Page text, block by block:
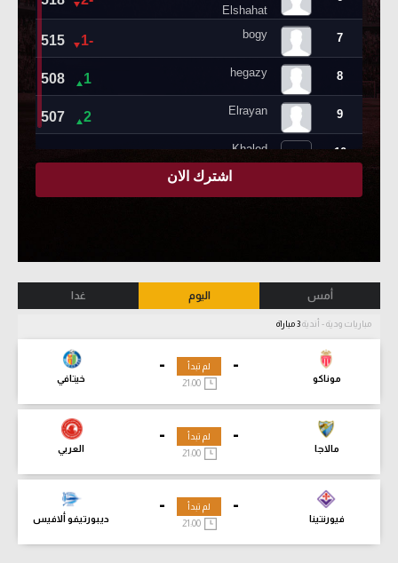
أمس اليوم غدا
مباريات ودية - أندية
-
موناكو
-
خيتافي
لم تبدأ
21:00
-
مالاجا
-
العربي
لم تبدأ
21:00
-
فيورنتينا
-
ديبورتيفو ألافيس
لم تبدأ
21:00